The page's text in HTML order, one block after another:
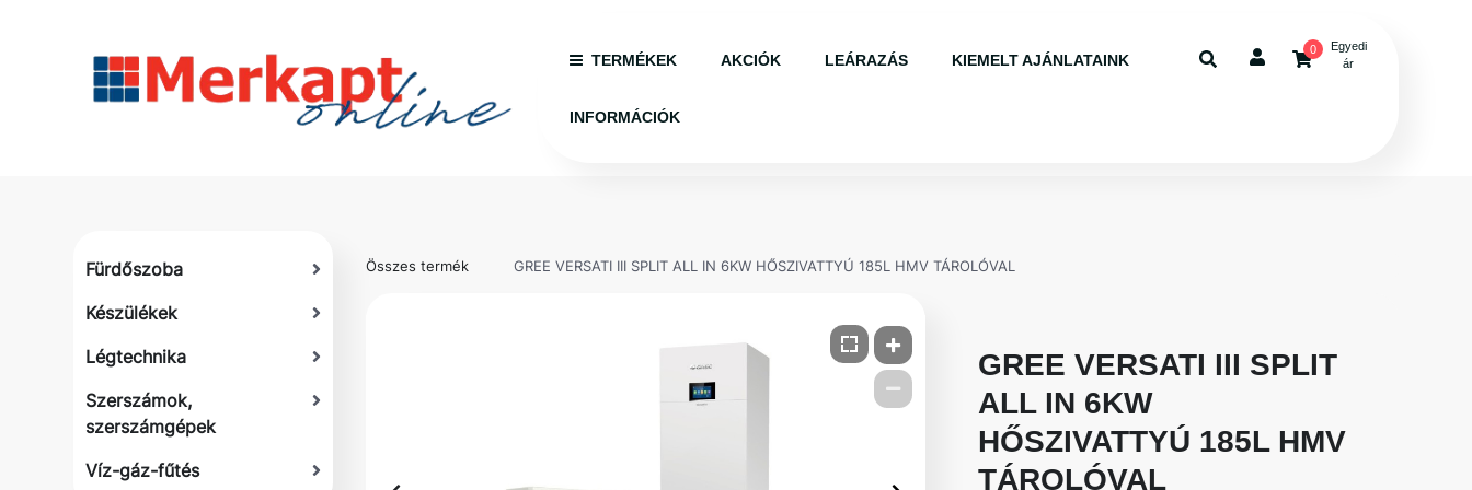
TERMÉKEK AKCIÓK LEÁRAZÁS KIEMELT AJÁNLATAINK
INFORMÁCIÓK
0
Egyedi
ár
Fürdőszoba
Készülékek
Légtechnika
Szerszámok,
szerszámgépek
Víz-gáz-fűtés
Összes termék GREE VERSATI III SPLIT ALL IN 6KW HŐSZIVATTYÚ 185L HMV TÁROLÓVAL
GREE VERSATI III SPLIT
ALL IN 6KW
HŐSZIVATTYÚ 185L HMV
TÁROLÓVAL